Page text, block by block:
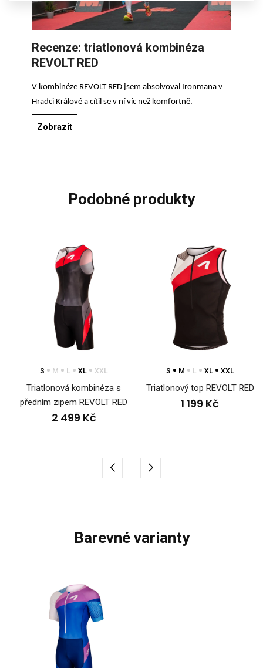
Recenze: triatlonová kombinéza
REVOLT RED
V kombinéze REVOLT RED jsem absolvoval
Ironmana v
Hradci Králové a cítil se v ní víc než komfortně.
Zobrazit
podobné produkty
S M L XL XXL
Triatlonová kombinéza s
předním zipem REVOLT RED
2 499 Kč
S M L XL XXL
Triatlonový top REVOLT RED
1 199 Kč
barevné varianty